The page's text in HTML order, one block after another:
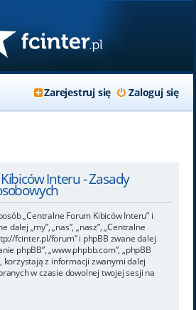
Zaloguj się
Zarejestruj się
Interu - Zasady
„Centralne Forum Kibiców Interu” i
„my”, „nas”, „nasz”, „Centralne
fcinter.pl/forum” i phpBB zwane dalej
phpBB”, „www.phpbb.com”, „phpBB
korzystają z informacji zwanymi dalej
w czasie dowolnej twojej sesji na